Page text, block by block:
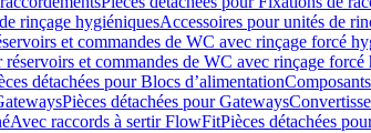
rinçage hygiéniquesAccessoires pour unités de
et commandes de WC avec rinçage forcé
réservoirs et commandes de WC avec rinçage
détachées pour Blocs d’alimentation
Pièces détachées pour Gateways
Avec raccords à sertir FlowFitPièces détachées